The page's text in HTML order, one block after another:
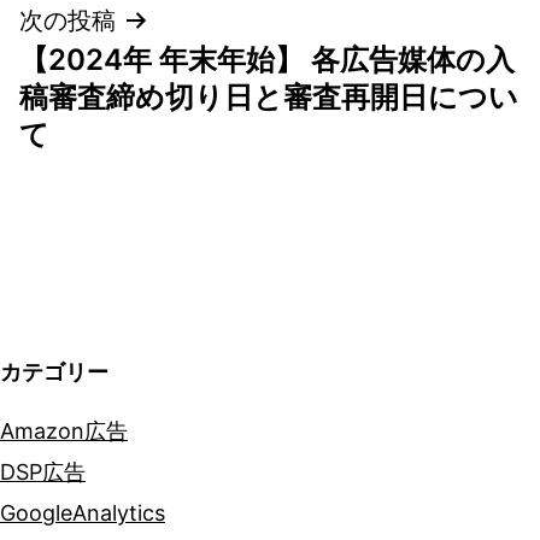
ビ
ゲ
ー
次の投稿
【2024年 年末年始】 各広告媒体の入
稿審査締め切り日と審査再開日につい
て
カテゴリー
Amazon広告
DSP広告
GoogleAnalytics